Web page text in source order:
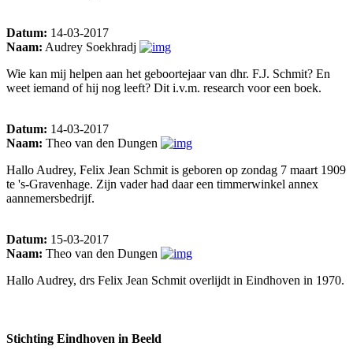
Datum: 14-03-2017
Naam: Audrey Soekhradj
Wie kan mij helpen aan het geboortejaar van dhr. F.J. Schmit? En
weet iemand of hij nog leeft? Dit i.v.m. research voor een boek.
Datum: 14-03-2017
Naam: Theo van den Dungen
Hallo Audrey, Felix Jean Schmit is geboren op zondag 7 maart 1909
te 's-Gravenhage. Zijn vader had daar een timmerwinkel annex
aannemersbedrijf.
Datum: 15-03-2017
Naam: Theo van den Dungen
Hallo Audrey, drs Felix Jean Schmit overlijdt in Eindhoven in 1970.
Stichting Eindhoven in Beeld